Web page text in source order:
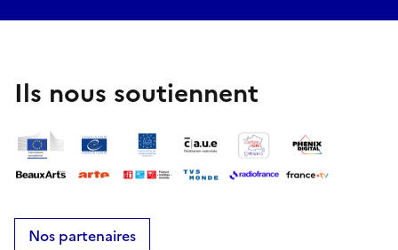
Ils nous soutiennent
Nos partenaires